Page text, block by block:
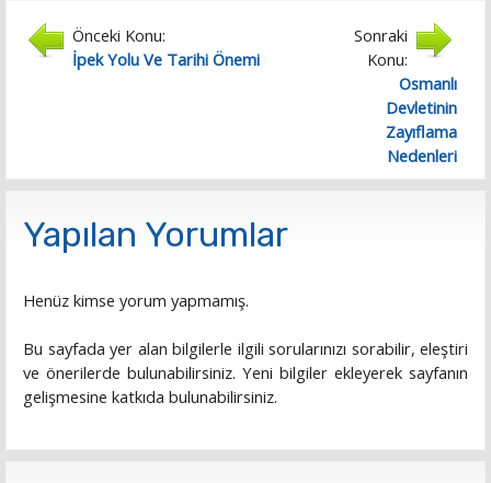
Önceki Konu:
İpek Yolu Ve Tarihi Önemi
Sonraki
Konu:
Osmanlı
Devletinin
Zayıflama
Nedenleri
Yapılan Yorumlar
Henüz kimse yorum yapmamış.
Bu sayfada yer alan bilgilerle ilgili sorularınızı sorabilir, eleştiri
ve önerilerde bulunabilirsiniz. Yeni bilgiler ekleyerek sayfanın
gelişmesine katkıda bulunabilirsiniz.